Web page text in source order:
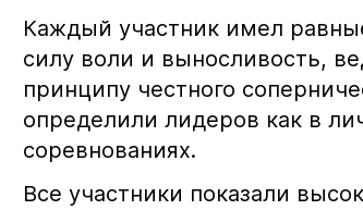
Каждый участник имел
силу воли и выносливость,
принципу честного
определили лидеров как в
соревнованиях.
Все участники показали